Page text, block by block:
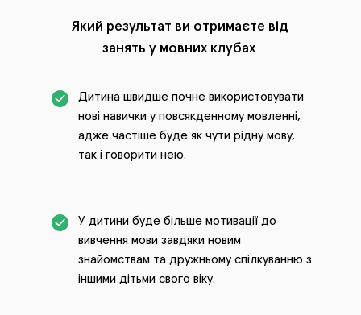
Який результат ви отримаєте від
занять у мовних клубах
У дитини буде більше мотивації до
вивчення мови завдяки новим
знайомствам та дружньому спілкуванню з
іншими дітьми свого віку.
Дитина швидше почне використовувати
нові навички у повсякденному мовленні,
адже частіше буде як чути рідну мову,
так і говорити нею.